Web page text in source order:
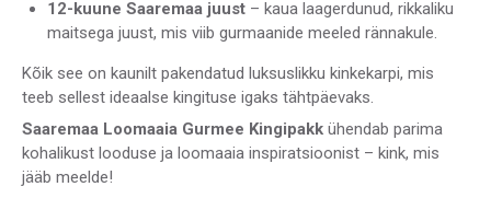
12-kuune Saaremaa juust– kaua laagerdunud, rikkaliku
maitsega juust, mis viib gurmaanide meeled rännakule.
Kõik see on kaunilt pakendatud luksuslikku kinkekarpi, mis
teeb sellest ideaalse kingituse igaks tähtpäevaks.
Saaremaa Loomaaia Gurmee Kingipakk ühendab parima
kohalikust looduse ja loomaaia inspiratsioonist – kink, mis
jääb meelde!